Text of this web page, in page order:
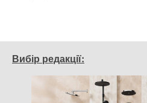
Вибір редакції: